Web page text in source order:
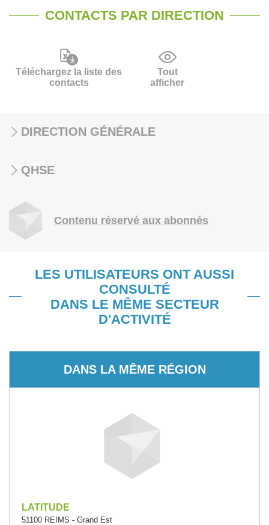
CONTACTS PAR DIRECTION
Téléchargez la liste des
contacts
Tout
afficher
DIRECTION GÉNÉRALE
QHSE
Contenu réservé aux abonnés
LES UTILISATEURS ONT AUSSI
CONSULTÉ
DANS LE MÊME SECTEUR
D'ACTIVITÉ
DANS LA MÊME RÉGION
LATITUDE
51100 REIMS - Grand Est